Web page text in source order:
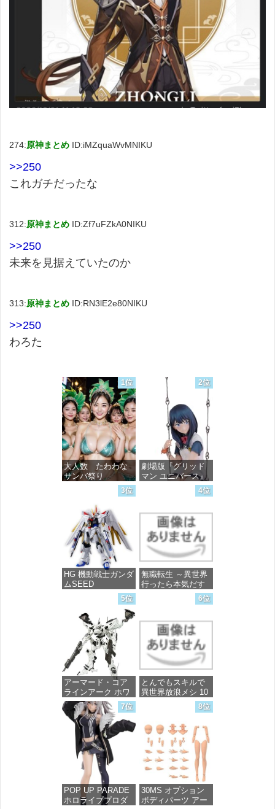
274:原神まとめ ID:iMZquaWvMNIKU
>>250
これガチだったな
312:原神まとめ ID:Zf7uFZkA0NIKU
>>250
未来を見据えていたのか
313:原神まとめ ID:RN3lE2e80NIKU
>>250
わろた
1位
大人数 たわわな
サンバ祭り
価格：¥99
2位
劇場版『グリッド
マン ユニバース』
宝多六花 wall figure
1/7スケール プラス
完成品フィギュア
価格：¥13,756
3位
HG 機動戦士ガンダ
ムSEED
FREEDOM マイテ
ィーストライクフ
リーダムガンダム
1/144スケール 色分
け済みプラモデル
価格：¥4,800
4位
無職転生 ～異世界
行ったら本気だす
～ 20 (MFコミック
ス フラッパーシ
価格：¥748
5位
アーマード・コア
ラインアーク ホワ
イト・グリント 全
高約160mm 1/72ス
ケール プラモデル
価格：¥7,367
6位
とんでもスキルで
異世界放浪メシ 10
(ガルドコミックス)
価格：¥726
7位
POP UP PARADE
ホロライブプロダ
8位
30MS オプション
ボディパーツ アー